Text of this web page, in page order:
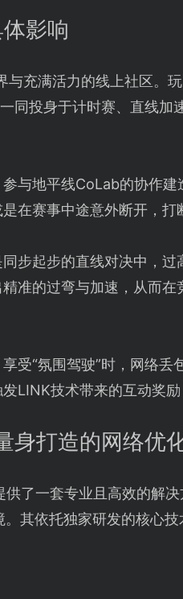
影响
与充满活力的线上社区。
同投身于计时赛、直线加
与地平线CoLab的协作
在赛事中途意外断开，打
步起步的直线对决中，
准的过弯与加速，从而
受“氛围驾驶”时，网络
LINK技术带来的互动奖励
身打造的网络优
供了一套专业且高效的解
其依托独家研发的核心